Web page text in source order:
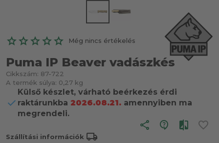
Még nincs értékelés
Puma IP Beaver vadászkés
Cikkszám: 87-722
A termék súlya: 0,27 kg
Külső készlet, várható beérkezés érdi
raktárunkba 2026.08.21. amennyiben ma
megrendeli.
share
Szállítási információk local_shipping